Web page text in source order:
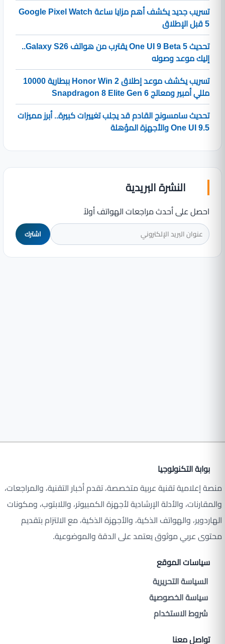
تسريب جديد يكشف أهم مزايا ساعة Google Pixel Watch
5 قبل الإطلاق
تحديث One UI 9 Beta 5 يقترب من هواتف Galaxy S26..
إليك موعد وصوله
تسريب يكشف موعد إطلاق Honor Win 2 ببطارية 10000
مللي أمبير ومعالج Snapdragon 8 Elite Gen 6
تحديث سامسونج القادم قد يجلب تغييرات كبيرة.. أبرز مميزات
One UI 9.5 والأجهزة المؤهلة
النشرة البريدية
احصل على أحدث مراجعات الهواتف أولاً
اشترك
بوابة التكنولوجيا
منصة إعلامية تقنية عربية متخصصة، تقدم أخبار التقنية، والمراجعات،
والمقارنات، والأدلة الإرشادية لأجهزة الكمبيوتر، واللابتوب، ومكونات
الهاردوير، والهواتف الذكية، والأجهزة الذكية، مع الالتزام بتقديم
محتوى عربي موثوق يعتمد على الدقة والموضوعية.
سياسات الموقع
السياسة التحريرية
سياسة الخصوصية
شروط الاستخدام
تواصل معنا